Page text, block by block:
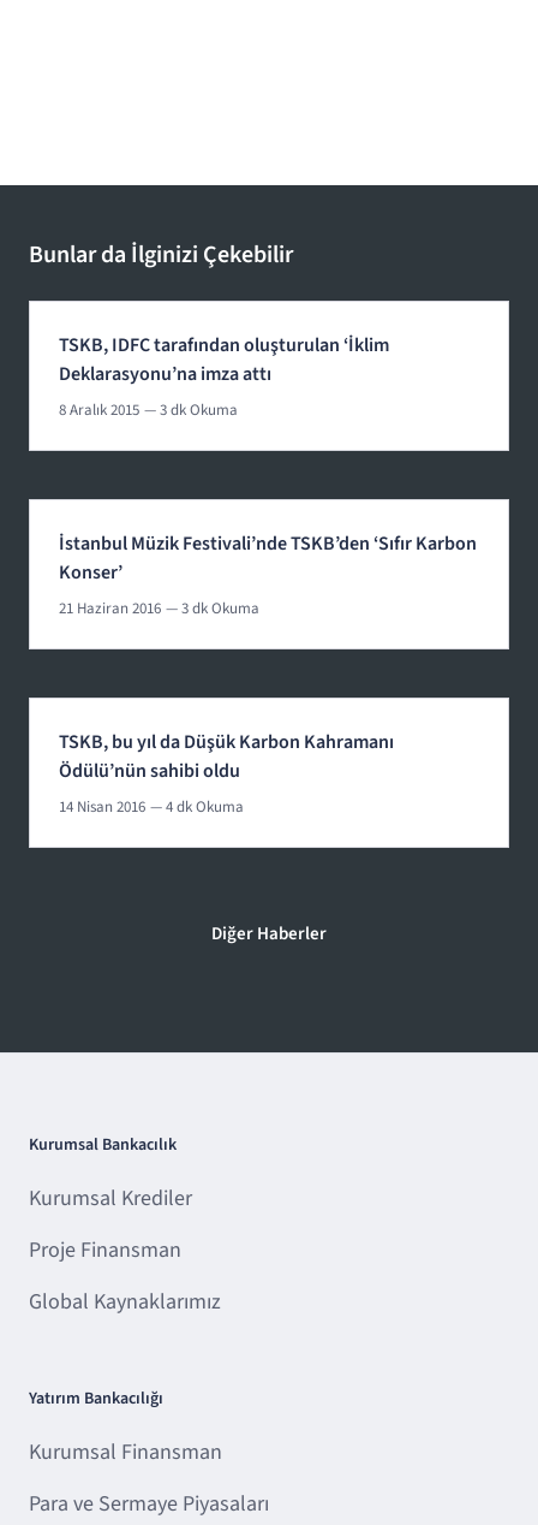
Bunlar da İlginizi Çekebilir
TSKB, IDFC tarafından oluşturulan ‘İklim
Deklarasyonu’na imza attı
8 Aralık 2015 — 3 dk Okuma
İstanbul Müzik Festivali’nde TSKB’den ‘Sıfır Karbon
Konser’
21 Haziran 2016 — 3 dk Okuma
TSKB, bu yıl da Düşük Karbon Kahramanı
Ödülü’nün sahibi oldu
14 Nisan 2016 — 4 dk Okuma
Diğer Haberler
Kurumsal Bankacılık
Kurumsal Krediler
Proje Finansman
Global Kaynaklarımız
Yatırım Bankacılığı
Kurumsal Finansman
Para ve Sermaye Piyasaları